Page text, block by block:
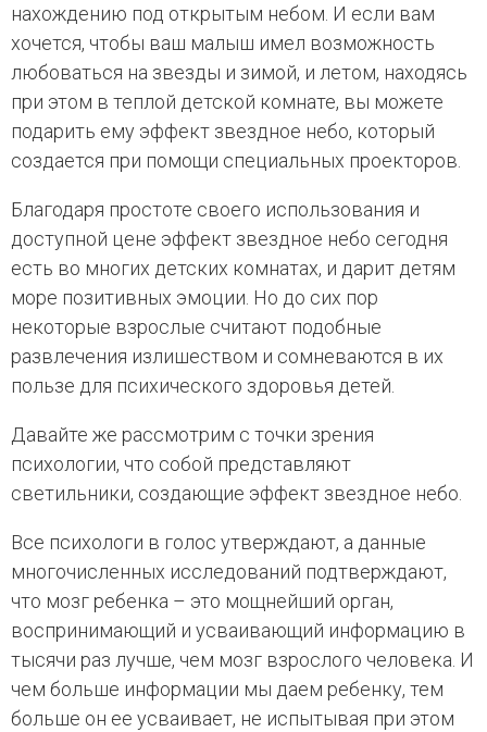
нахождению под открытым небом. И если вам
хочется, чтобы ваш малыш имел возможность
любоваться на звезды и зимой, и летом, находясь
при этом в теплой детской комнате, вы можете
подарить ему эффект звездное небо, который
создается при помощи специальных проекторов.
Благодаря простоте своего использования и
доступной цене эффект звездное небо сегодня
есть во многих детских комнатах, и дарит детям
море позитивных эмоции. Но до сих пор
некоторые взрослые считают подобные
развлечения излишеством и сомневаются в их
пользе для психического здоровья детей.
Давайте же рассмотрим с точки зрения
психологии, что собой представляют
светильники, создающие эффект звездное небо.
Все психологи в голос утверждают, а данные
многочисленных исследований подтверждают,
что мозг ребенка – это мощнейший орган,
воспринимающий и усваивающий информацию в
тысячи раз лучше, чем мозг взрослого человека. И
чем больше информации мы даем ребенку, тем
больше он ее усваивает, не испытывая при этом